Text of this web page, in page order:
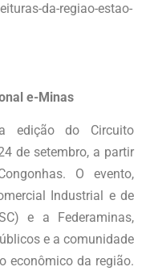
da-regiao-estao-
e-Minas
edição do Circuito
de setembro, a partir
O evento,
Industrial e de
e a Federaminas,
e a comunidade
econômico da região.